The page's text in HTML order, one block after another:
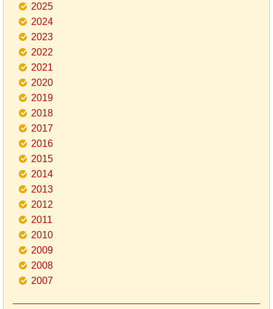
2025
2024
2023
2022
2021
2020
2019
2018
2017
2016
2015
2014
2013
2012
2011
2010
2009
2008
2007